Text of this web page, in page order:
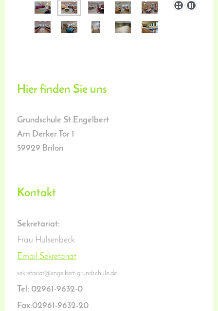
Hier finden Sie uns
Grundschule St.Engelbert
Am Derker Tor 1
59929 Brilon
Kontakt
Sekretariat:
Frau Hülsenbeck
Email Sekretariat
sekretariat@engelbert-grundschule.de
Tel: 02961-9632-0
Fax:02961-9632-20